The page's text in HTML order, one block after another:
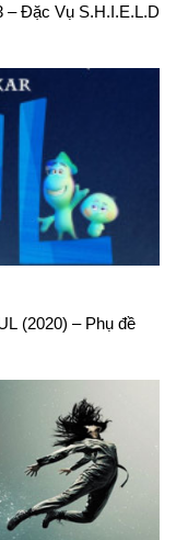
– Đặc Vụ S.H.I.E.L.D
(2020) – Phụ đề